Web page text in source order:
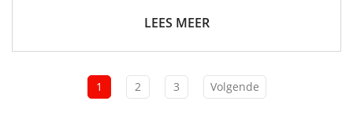
LEES MEER
1 2 3 Volgende